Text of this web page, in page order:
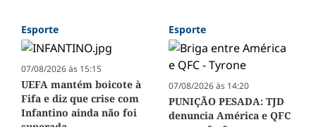
Esporte
07/08/2026 às 15:15
UEFA mantém boicote à
Fifa e diz que crise com
Infantino ainda não foi
Esporte
07/08/2026 às 14:20
PUNIÇÃO PESADA: TJD
denuncia América e QFC